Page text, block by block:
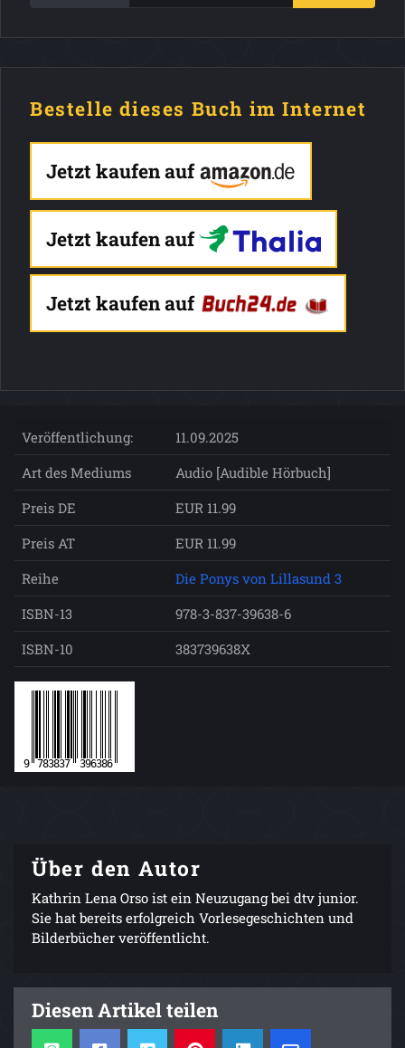
Bestelle dieses Buch im Internet
Jetzt kaufen auf
Jetzt kaufen auf
Jetzt kaufen auf
Veröffentlichung:
11.09.2025
Art des Mediums
Audio [Audible Hörbuch]
Preis DE
EUR 11.99
Preis AT
EUR 11.99
Reihe
Die Ponys von Lillasund 3
ISBN-13
978-3-837-39638-6
ISBN-10
383739638X
Über den Autor
Kathrin Lena Orso ist ein Neuzugang bei dtv junior.
Sie hat bereits erfolgreich Vorlesegeschichten und
Bilderbücher veröffentlicht.
Diesen Artikel teilen